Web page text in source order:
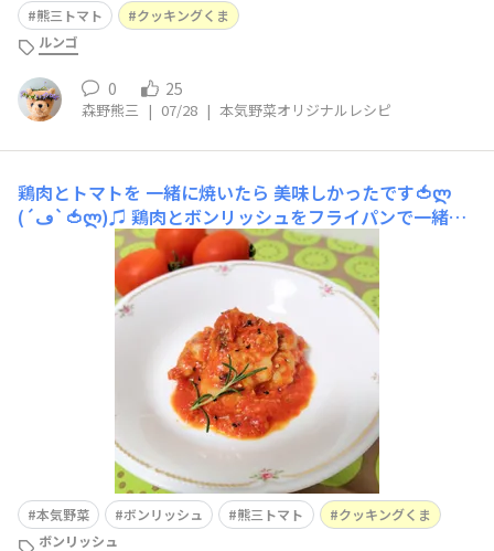
熊三トマト
クッキングくま
ルンゴ
0 25
森野熊三 | 07/28 | 本気野菜オリジナルレシピ
鶏肉とトマトを 一緒に焼いたら 美味しかったです🍅ლ
(´ڡ`🍅ლ)♫ 鶏肉とボンリッシュをフライパンで一緒に
焼きました。ボンリッシュがソースになるくらい煮詰めた
ら、想像以上に美味しかったです。鶏肉も美味しいけれ
ど、「トマトソースがウマイ！」という感じです(๑´ڡ`
๑)なるほど「万能調理用トマト」と、うたわれているのに
納得です(^ᴗ^)(味付けは塩コショウ。飾りにハーブ
本気野菜 ボンリッシュ 熊三トマト
クッキングくま
ボンリッシュ